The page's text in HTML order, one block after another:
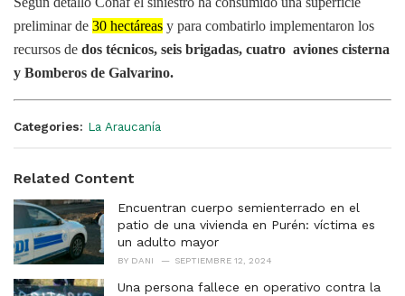
preliminar de 30 hectáreas y para combatirlo implementaron los
recursos de dos técnicos, seis brigadas, cuatro aviones cisterna
y Bomberos de Galvarino.
Categories: La Araucanía
Related Content
Encuentran cuerpo semienterrado en el
patio de una vivienda en Purén: víctima es
un adulto mayor
BY DANI SEPTIEMBRE 12, 2024
Una persona fallece en operativo contra la